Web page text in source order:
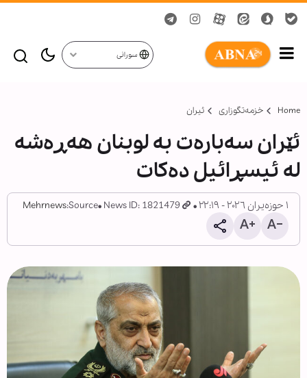
سورانی
Home خزمەتگوزاری ئیران
ئێران سەبارەت بە لوبنان هەڕەشە
لە ئیسڕائیل دەکات
١ حوزەیران ٢٠٢٦ - ٢٢:١٩ News ID: 1821479
Source:
Mehrnews